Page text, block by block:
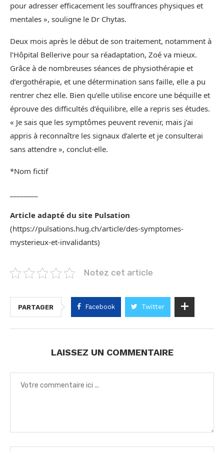
pour adresser efficacement les souffrances physiques et
mentales », souligne le Dr Chytas.
Deux mois après le début de son traitement, notamment à
l’Hôpital Bellerive pour sa réadaptation, Zoé va mieux.
Grâce à de nombreuses séances de physiothérapie et
d’ergothérapie, et une détermination sans faille, elle a pu
rentrer chez elle. Bien qu’elle utilise encore une béquille et
éprouve des difficultés d’équilibre, elle a repris ses études.
« Je sais que les symptômes peuvent revenir, mais j’ai
appris à reconnaître les signaux d’alerte et je consulterai
sans attendre », conclut-elle.
*Nom fictif
Article adapté du site Pulsation
(https://pulsations.hug.ch/article/des-symptomes-
mysterieux-et-invalidants)
Notez cet article
PARTAGER Facebook Twitter
LAISSEZ UN COMMENTAIRE